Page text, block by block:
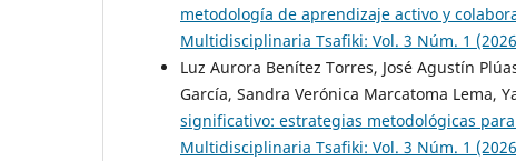
metodología de aprendizaje activo y
Multidisciplinaria Tsafiki: Vol. 3 Núm. 1
Luz Aurora Benítez Torres, José Agustín
García, Sandra Verónica Marcatoma Lema,
significativo: estrategias metodológicas
Multidisciplinaria Tsafiki: Vol. 3 Núm. 1